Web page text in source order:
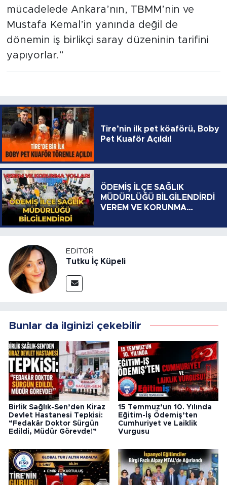
mücadelede Ankara’nın, TBMM’nin ve
Mustafa Kemal’in yanında değil de
dönemin iş birlikçi saray düzeninin tarifini
yapıyorlar.”
Tire’nin ilk pet köaförü, Boby
Pet Kuaför Açıldı!
ÖDEMİŞ İLÇE SAĞLIK
MÜDÜRLÜĞÜ BİLGİLENDİRDİ
VEREM VE KORUNMA
EDITÖR
Tutku İç Küpeli
Bunlar da ilginizi çekebilir
Birlik Sağlık-Sen’den Kiraz
Devlet Hastanesi Tepkisi:
“Fedakâr Doktor Sürgün
Edildi, Müdür Görevde!”
15 Temmuz’un 10. Yılında
Eğitim-İş Ödemiş’ten
Cumhuriyet ve Laiklik
Vurgusu